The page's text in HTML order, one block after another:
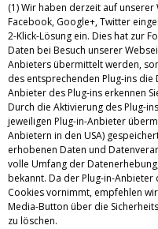
(1) Wir haben derzeit auf
Facebook, Google+, Twitter
2-Klick-Lösung ein. Dies hat zur
Daten bei Besuch unserer
Anbieters übermittelt werden,
des entsprechenden Plug-ins
Anbieter des Plug-ins erkennen
Durch die Aktivierung des Plug-
jeweiligen Plug-in-Anbieter
Anbietern in den USA)
erhobenen Daten und
volle Umfang der
bekannt. Da der Plug-in-
Cookies vornimmt, empfehlen
Media-Button über die
zu löschen.